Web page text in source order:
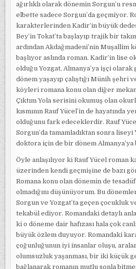
ağırlıklı olarak dönemin Sorgun’u
elbette sadece Sorgun’da geçmiyor.
karakterlerinden Kadir’in büyük
Bey’in Tokat’ta başlayıp trajik bir
ardından Akdağmadeni’nin Muşallim
başlıyor aslında roman. Kadir’in lise
olduğu Yozgat, Almanya’ya işçi olarak
dönem yaşayıp çalıştığı Münih şehri
köyleri romana konu olan diğer
Çıktım Yola serisini okumuş olan
kısmının Rauf Yücel’in de hayatında
olduğunu fark edeceklerdir. Rauf
Sorgun’da tamamladıktan sonra liseyi
doktora için de bir dönem Almanya’ya
Öyle anlaşılıyor ki Rauf Yücel roman
üzerinden kendi geçmişine de bazı
Romana konu olan dönemin de
olmadığını düşünüyorum. Bu
Sorgun ve Yozgat’ta geçen çocukluk
tekabül ediyor. Romandaki detaylı
ki o döneme dair hafızası hala çok
büyük özlem duyuyor. Romandaki
çoğunluğunun iyi insanlar oluşu,
olumsuzluk yaşanması, bir iki küçük
bağlanarak romanın mutlu sonla